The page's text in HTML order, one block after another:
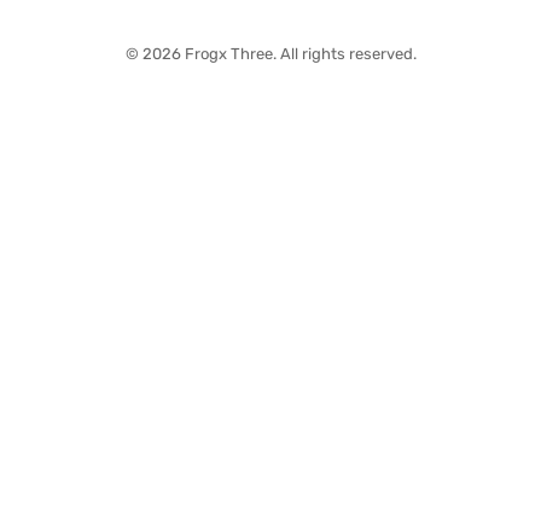
© 2026 Frogx Three. All rights reserved.